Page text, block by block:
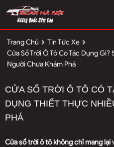
Trang Chủ
Tin Tức Xe
Cửa Sổ Trời Ô Tô Có Tác Dụng
Người Chưa Khám Phá
CỬA SỔ TRỜI Ô TÔ CÓ
DỤNG THIẾT THỰC
PHÁ
Cửa sổ trời ô tô không chỉ mang